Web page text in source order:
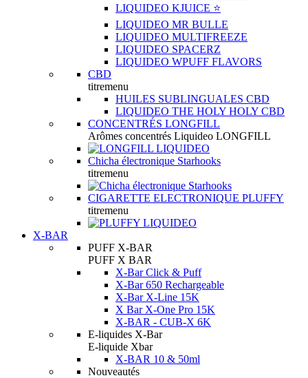
LIQUIDEO KJUICE ⭐️
LIQUIDEO MR BULLE
LIQUIDEO MULTIFREEZE
LIQUIDEO SPACERZ
LIQUIDEO WPUFF FLAVORS
CBD
titremenu
HUILES SUBLINGUALES CBD
LIQUIDEO THE HOLY HOLY CBD
CONCENTRÉS LONGFILL
Arômes concentrés Liquideo LONGFILL
Chicha électronique Starhooks
titremenu
CIGARETTE ELECTRONIQUE PLUFFY
titremenu
X-BAR
PUFF X-BAR
PUFF X BAR
X-Bar Click & Puff
X-Bar 650 Rechargeable
X-Bar X-Line 15K
X Bar X-One Pro 15K
X-BAR - CUB-X 6K
E-liquides X-Bar
E-liquide Xbar
X-BAR 10 & 50ml
Nouveautés